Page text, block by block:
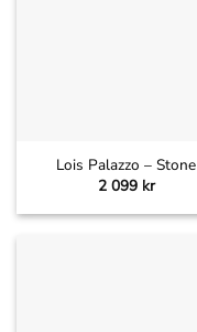
Lois Palazzo – Stone
2 099 kr